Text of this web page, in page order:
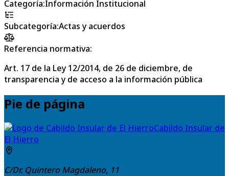
Categoría:Información Institucional
Subcategoría:Actas y acuerdos
Referencia normativa:
Art. 17 de la Ley 12/2014, de 26 de diciembre, de
transparencia y de acceso a la información pública
Pie de página
Cabildo Insular de
El Hierro
C/Dr. Quintero Magdaleno, 11